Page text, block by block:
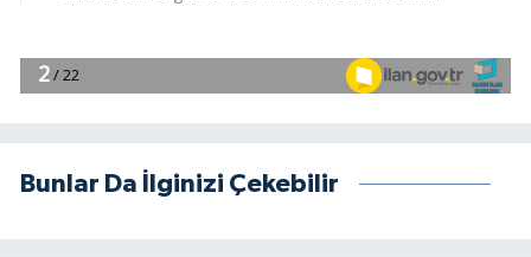
Bunlar Da İlginizi Çekebilir